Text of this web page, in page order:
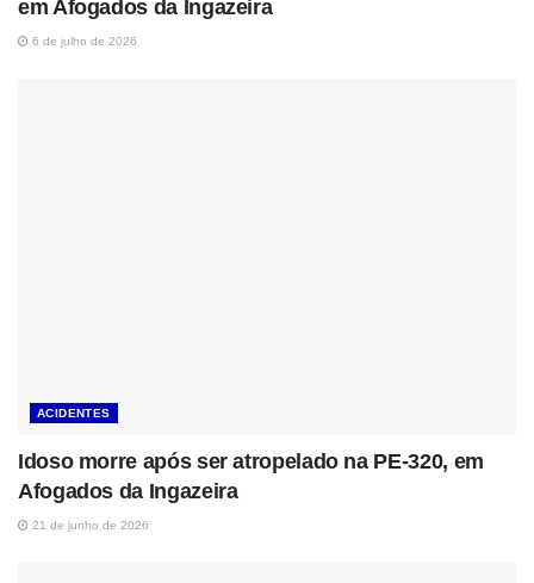
em Afogados da Ingazeira
6 de julho de 2026
ACIDENTES
Idoso morre após ser atropelado na PE-320, em
Afogados da Ingazeira
21 de junho de 2026